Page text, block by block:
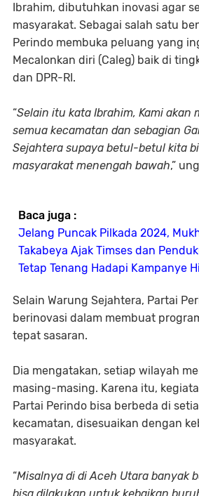
Ibrahim, dibutuhkan inovasi agar
masyarakat. Sebagai salah satu
Perindo membuka peluang yang
Mecalonkan diri (Caleg) baik di
dan DPR-RI.
“Selain itu kata Ibrahim, Kami akan
semua kecamatan dan sebagian
Sejahtera supaya betul-betul kita
masyarakat menengah bawah,”
Baca juga :
Jelang Puncak Pilkada 2024,
Takabeya Ajak Timses dan
Tetap Tenang Hadapi Kampanye
Selain Warung Sejahtera, Partai
berinovasi dalam membuat
tepat sasaran.
Dia mengatakan, setiap wilayah
masing-masing. Karena itu,
Partai Perindo bisa berbeda di
kecamatan, disesuaikan dengan
masyarakat.
“Misalnya di di Aceh Utara banyak